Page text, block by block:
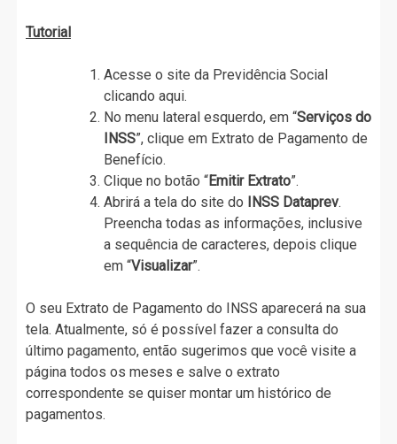
Tutorial
Acesse o site da Previdência Social
clicando aqui.
No menu lateral esquerdo, em “Serviços do
INSS”, clique em Extrato de Pagamento de
Benefício.
Clique no botão “Emitir Extrato”.
Abrirá a tela do site do INSS Dataprev.
Preencha todas as informações, inclusive
a sequência de caracteres, depois clique
em “Visualizar”.
O seu Extrato de Pagamento do INSS aparecerá na sua
tela. Atualmente, só é possível fazer a consulta do
último pagamento, então sugerimos que você visite a
página todos os meses e salve o extrato
correspondente se quiser montar um histórico de
pagamentos.